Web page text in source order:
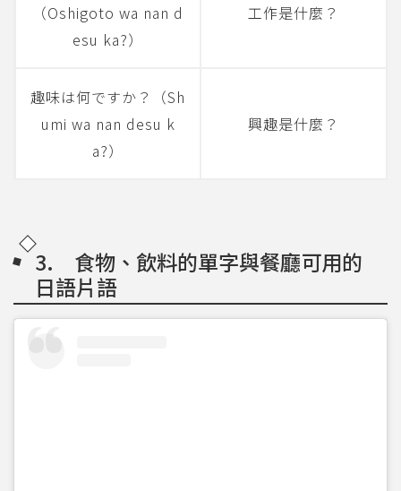
（Oshigoto wa nan d
esu ka?）
工作是什麼？
趣味は何ですか？（Sh
umi wa nan desu k
a?）
興趣是什麼？
3. 食物、飲料的單字與餐廳可用的
日語片語